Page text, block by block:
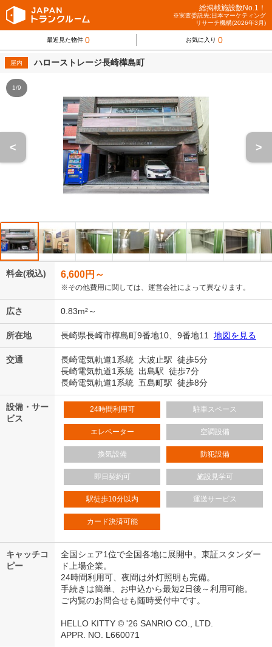
総掲載施設数No.1！
※実査委託先:日本マーケティング
リサーチ機構(2026年3月)
最近見た物件 0 お気に入り 0
屋内 ハローストレージ長崎樺島町
1/9
< >
料金(税込) 6,600円～
※その他費用に関しては、運営会社によって異なります。
広さ 0.83m²～
所在地 長崎県長崎市樺島町9番地10、9番地11 地図を見る
交通
長崎電気軌道1系統 大波止駅 徒歩5分
長崎電気軌道1系統 出島駅 徒歩7分
長崎電気軌道1系統 五島町駅 徒歩8分
設備・サー
ビス
24時間利用可 駐車スペース
エレベーター 空調設備
換気設備 防犯設備
即日契約可 施設見学可
駅徒歩10分以内 運送サービス
カード決済可能
キャッチコ
ピー
全国シェア1位で全国各地に展開中。東証スタンダー
ド上場企業。
24時間利用可、夜間は外灯照明も完備。
手続きは簡単、お申込から最短2日後～利用可能。
ご内覧のお問合せも随時受付中です。
HELLO KITTY © '26 SANRIO CO., LTD.
APPR. NO. L660071